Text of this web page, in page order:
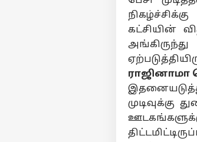
கட்சியின்
ராஜினாமா
முடிவுக்கு
Hello
எங்களிடம்
விளம்பரம்